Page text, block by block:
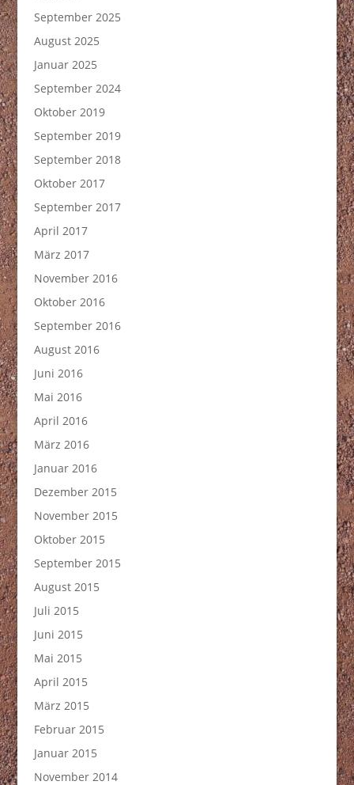
September 2025
August 2025
Januar 2025
September 2024
Oktober 2019
September 2019
September 2018
Oktober 2017
September 2017
April 2017
März 2017
November 2016
Oktober 2016
September 2016
August 2016
Juni 2016
Mai 2016
April 2016
März 2016
Januar 2016
Dezember 2015
November 2015
Oktober 2015
September 2015
August 2015
Juli 2015
Juni 2015
Mai 2015
April 2015
März 2015
Februar 2015
Januar 2015
November 2014